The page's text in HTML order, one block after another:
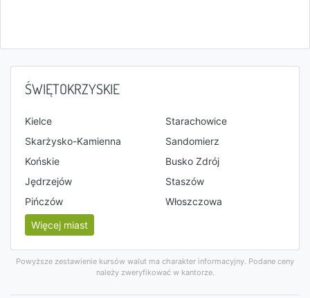
ŚWIĘTOKRZYSKIE
Kielce
Starachowice
Skarżysko-Kamienna
Sandomierz
Końskie
Busko Zdrój
Jędrzejów
Staszów
Pińczów
Włoszczowa
Więcej miast
Powyższe zestawienie kursów walut ma charakter informacyjny. Podane ceny
należy zweryfikować w kantorze.